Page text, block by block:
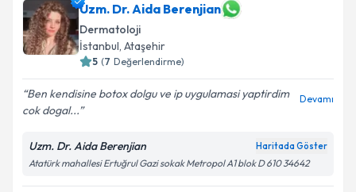
Uzm. Dr. Aida Berenjian
Dermatoloji
İstanbul, Ataşehir
5 (7 Değerlendirme)
Ben kendisine botox dolgu ve ip uygulamasi yaptirdim
cok dogal...
Devamı
Uzm. Dr. Aida Berenjian Haritada Göster
Atatürk mahallesi Ertuğrul Gazi sokak Metropol A1 blok D 610 34642